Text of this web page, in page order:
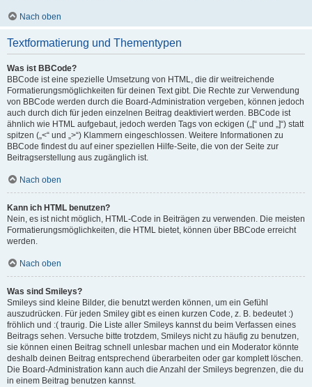
Nach oben
Textformatierung und Thementypen
Was ist BBCode?
BBCode ist eine spezielle Umsetzung von HTML, die dir weitreichende
Formatierungsmöglichkeiten für deinen Text gibt. Die Rechte zur Verwendung
von BBCode werden durch die Board-Administration vergeben, können jedoch
auch durch dich für jeden einzelnen Beitrag deaktiviert werden. BBCode ist
ähnlich wie HTML aufgebaut, jedoch werden Tags von eckigen („[“ und „]“) statt
spitzen („<“ und „>“) Klammern eingeschlossen. Weitere Informationen zu
BBCode findest du auf einer speziellen Hilfe-Seite, die von der Seite zur
Beitragserstellung aus zugänglich ist.
Nach oben
Kann ich HTML benutzen?
Nein, es ist nicht möglich, HTML-Code in Beiträgen zu verwenden. Die meisten
Formatierungsmöglichkeiten, die HTML bietet, können über BBCode erreicht
werden.
Nach oben
Was sind Smileys?
Smileys sind kleine Bilder, die benutzt werden können, um ein Gefühl
auszudrücken. Für jeden Smiley gibt es einen kurzen Code, z. B. bedeutet :)
fröhlich und :( traurig. Die Liste aller Smileys kannst du beim Verfassen eines
Beitrags sehen. Versuche bitte trotzdem, Smileys nicht zu häufig zu benutzen,
sie können einen Beitrag schnell unlesbar machen und ein Moderator könnte
deshalb deinen Beitrag entsprechend überarbeiten oder gar komplett löschen.
Die Board-Administration kann auch die Anzahl der Smileys begrenzen, die du
in einem Beitrag benutzen kannst.